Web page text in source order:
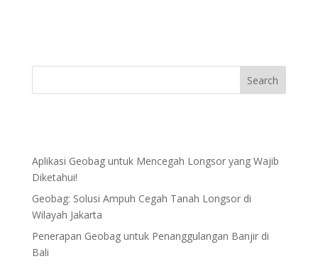
Aplikasi Geobag untuk Mencegah Longsor yang Wajib
Diketahui!
Geobag: Solusi Ampuh Cegah Tanah Longsor di
Wilayah Jakarta
Penerapan Geobag untuk Penanggulangan Banjir di
Bali